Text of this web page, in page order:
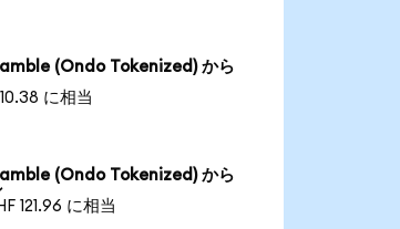
(Ondo Tokenized) から
に相当
(Ondo Tokenized) から
121.96 に相当